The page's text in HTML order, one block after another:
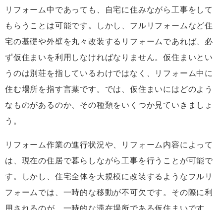
リフォーム中であっても、自宅に住みながら工事をして
もらうことは可能です。しかし、フルリフォームなど住
宅の基礎や外壁を丸々改装するリフォームであれば、必
ず仮住まいを利用しなければなりません。仮住まいとい
うのは別荘を指しているわけではなく、リフォーム中に
住む場所を指す言葉です。では、仮住まいにはどのよう
なものがあるのか、その種類をいくつか見ていきましょ
う。
リフォーム作業の進行状況や、リフォーム内容によって
は、現在の住居で暮らしながら工事を行うことが可能で
す。しかし、住宅全体を大規模に改装するようなフルリ
フォームでは、一時的な移動が不可欠です。その際に利
用されるのが、一時的な滞在場所である仮住まいです。